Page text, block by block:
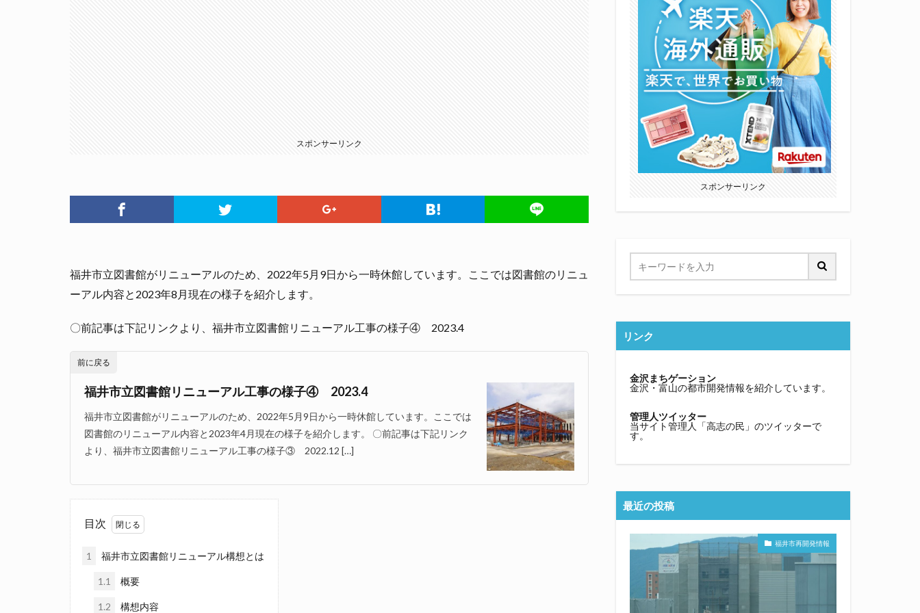
スポンサーリンク
福井市立図書館がリニューアルのため、2022年5月9日から一時休館しています。ここでは図書館のリニュ
ーアル内容と2023年8月現在の様子を紹介します。
〇前記事は下記リンクより、福井市立図書館リニューアル工事の様子④ 2023.4
前に戻る
福井市立図書館リニューアル工事の様子④ 2023.4
福井市立図書館がリニューアルのため、2022年5月9日から一時休館しています。ここでは
図書館のリニューアル内容と2023年4月現在の様子を紹介します。 〇前記事は下記リンク
より、福井市立図書館リニューアル工事の様子③ 2022.12 […]
目次
1 福井市立図書館リニューアル構想とは
1.1 概要
1.2 構想内容
スポンサーリンク
リンク
金沢まちゲーション
金沢・富山の都市開発情報を紹介しています。
管理人ツイッター
当サイト管理人「高志の民」のツイッターで
す。
最近の投稿
福井市再開発情報